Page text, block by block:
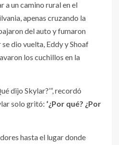
a un camino rural en el
apenas cruzando la
del auto y fumaron
dio vuelta, Eddy y Shoaf
los cuchillos en la
dijo Skylar?’”, recordó
solo gritó: ‘¿Por qué? ¿Por
hasta el lugar donde